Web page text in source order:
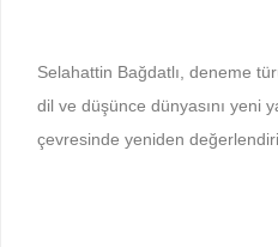
Selahattin Bağdatlı, deneme
dil ve düşünce dünyasını yeni
çevresinde yeniden